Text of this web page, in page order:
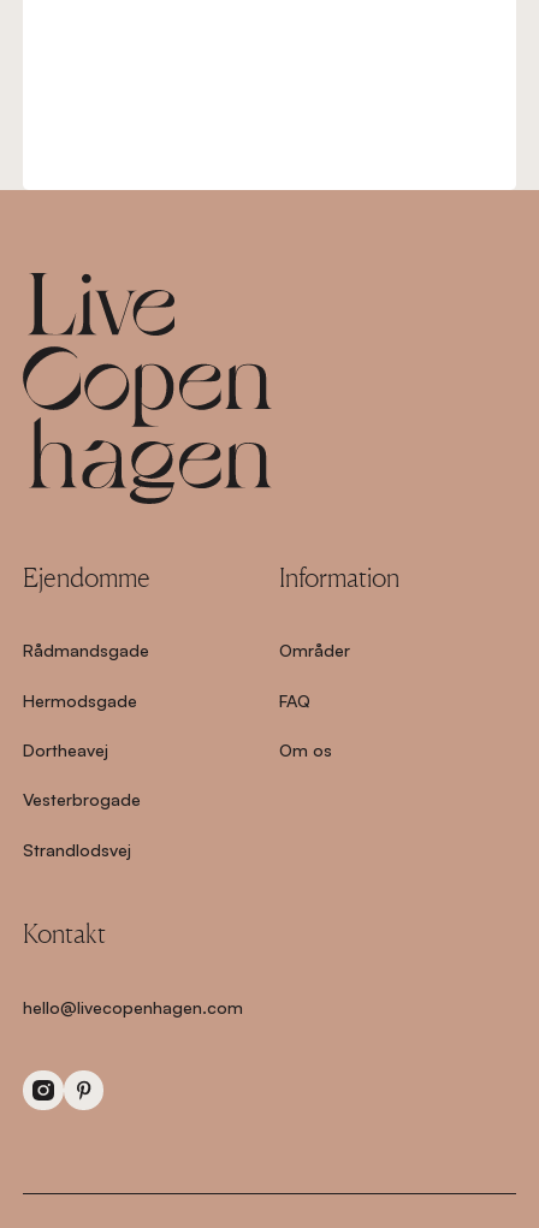
Ejendomme
Rådmandsgade
Hermodsgade
Dortheavej
Vesterbrogade
Strandlodsvej
Information
Områder
FAQ
Om os
Kontakt
hello@livecopenhagen.com